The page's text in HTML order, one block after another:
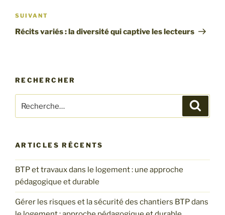
Article
suivant
SUIVANT
Récits variés : la diversité qui captive les lecteurs
RECHERCHER
pour
ARTICLES RÉCENTS
BTP et travaux dans le logement : une approche
pédagogique et durable
Gérer les risques et la sécurité des chantiers BTP dans